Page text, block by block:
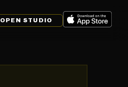
OPEN STUDIO